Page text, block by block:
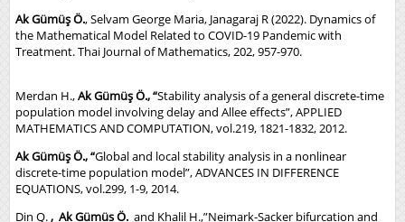
Ak Gümüş Ö., Selvam George Maria, Janagaraj R (2022). Dynamics of
the Mathematical Model Related to COVID-19 Pandemic with
Treatment. Thai Journal of Mathematics, 202, 957-970.
Merdan H.,Ak Gümüş Ö., “Stability analysis of a general discrete-time
population model involving delay and Allee effects”, APPLIED
MATHEMATICS AND COMPUTATION, vol.219, 1821-1832, 2012.
Ak Gümüş Ö., “Global and local stability analysis in a nonlinear
discrete-time population model”, ADVANCES IN DIFFERENCE
EQUATIONS, vol.299, 1-9, 2014.
Din Q., Ak Gümüs Ö. and Khalil H.,”Neimark-Sacker bifurcation and